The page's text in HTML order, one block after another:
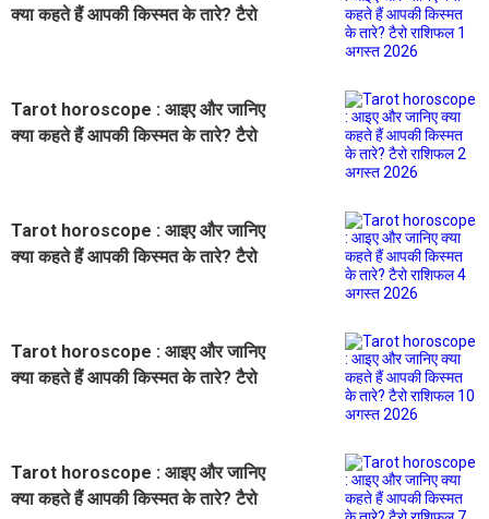
क्या कहते हैं आपकी किस्मत के तारे? टैरो
Tarot horoscope : आइए और जानिए
क्या कहते हैं आपकी किस्मत के तारे? टैरो
Tarot horoscope : आइए और जानिए
क्या कहते हैं आपकी किस्मत के तारे? टैरो
Tarot horoscope : आइए और जानिए
क्या कहते हैं आपकी किस्मत के तारे? टैरो
Tarot horoscope : आइए और जानिए
क्या कहते हैं आपकी किस्मत के तारे? टैरो